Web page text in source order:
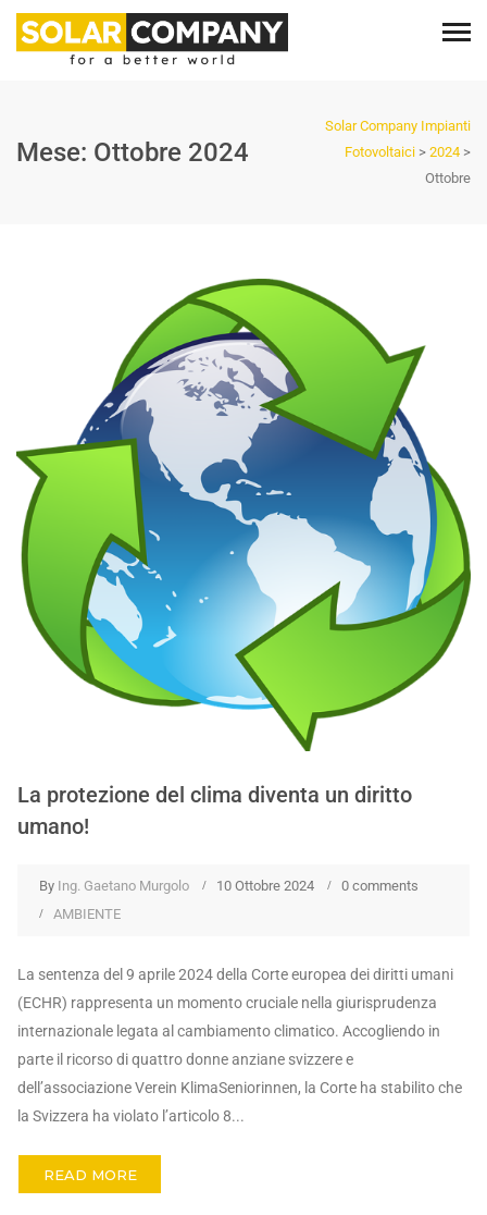
Mese: Ottobre 2024
Solar Company Impianti
Fotovoltaici > 2024 >
Ottobre
La protezione del clima diventa un diritto
umano!
By Ing. Gaetano Murgolo 10 Ottobre 2024
0 comments
AMBIENTE
La sentenza del 9 aprile 2024 della Corte europea dei diritti umani
(ECHR) rappresenta un momento cruciale nella giurisprudenza
internazionale legata al cambiamento climatico. Accogliendo in
parte il ricorso di quattro donne anziane svizzere e
dell’associazione Verein KlimaSeniorinnen, la Corte ha stabilito che
la Svizzera ha violato l’articolo 8...
READ MORE